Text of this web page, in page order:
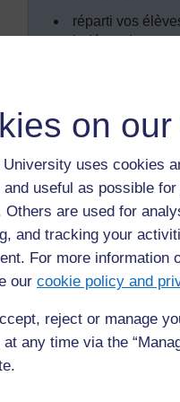
on
University uses cookies
useful as possible
Others are used for
and tracking your
For more information
our cookie policy and
reject or manage
any time via the
réparti vos
indépendants
Les enfants doivent
devrions tous être des
quelqu’un qui se
comprendre. Il a une
dans la nature. Toute
Comment les
dont la nature est
étendre leurs
les exposerez,